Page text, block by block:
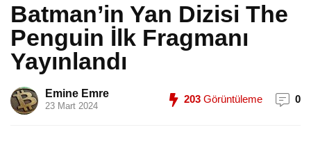
Batman’in Yan Dizisi The
Penguin İlk Fragmanı
Yayınlandı
Emine Emre
23 Mart 2024
203 Görüntüleme 0